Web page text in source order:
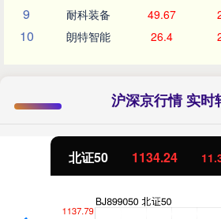
9 耐科装备 49.67
10 朗特智能 26.4
沪深京行情 实时
北证50 1134.24